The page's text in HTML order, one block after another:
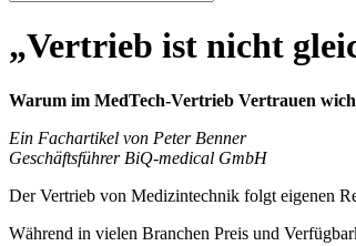
„Vertrieb ist nicht
Warum im MedTech-Vertrieb Vertrauen
Ein Fachartikel von Peter Benner
Geschäftsführer BiQ-medical GmbH
Der Vertrieb von Medizintechnik folgt eigenen
Während in vielen Branchen Preis und